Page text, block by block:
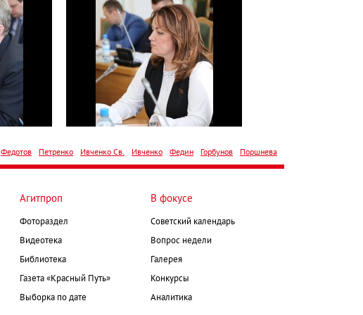
Поршнева
Горбунов
Федин
Ивченко
Ивченко Св.
Петренко
Федотов
Агитпроп
Фотораздел
Видеотека
Библиотека
Газета «Красный Путь»
Выборка по дате
В фокусе
Советский календарь
Вопрос недели
Галерея
Конкурсы
Аналитика